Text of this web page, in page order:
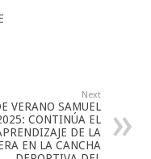
Next
VERANO SAMUEL
CONTINÚA EL
DE LA
EN LA CANCHA